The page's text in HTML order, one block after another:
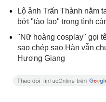
Lộ ảnh Trấn Thành nắm
bớt "tào lao" trong tình
"Nữ hoàng cosplay" gọi
sao chép sao Hàn vẫn
Hương Giang